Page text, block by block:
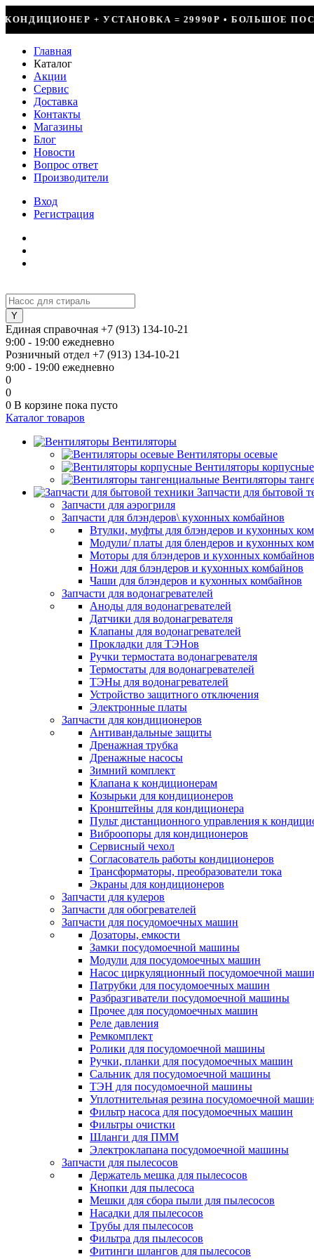
= 29990Р • БОЛЬШОЕ ПОСТУПЛЕНИЕ ФРЕОНА •
Главная
Каталог
Акции
Сервис
Доставка
Контакты
Магазины
Блог
Новости
Вопрос ответ
Производители
Вход
Регистрация
Единая справочная +7 (913) 134-10-21
9:00 - 19:00 ежедневно
Розничный отдел +7 (913) 134-10-21
9:00 - 19:00 ежедневно
0
0
0 В корзине пока пусто
Каталог товаров
Вентиляторы
Вентиляторы осевые
Вентиляторы корпусные
Вентиляторы
Запчасти для бытовой
Запчасти для аэрогриля
Запчасти для блэндеров\ кухонных комбайнов
Втулки, муфты для блэндеров и кухонных
Модули/ платы для блендеров и кухонных
Моторы для блэндеров и кухонных комбайнов
Ножи для блэндеров и кухонных комбайнов
Чаши для блэндеров и кухонных комбайнов
Запчасти для водонагревателей
Аноды для водонагревателей
Датчики для водонагревателя
Клапаны для водонагревателей
Прокладки для ТЭНов
Ручки термостата водонагревателя
Термостаты для водонагревателей
ТЭНы для водонагревателей
Устройство защитного отключения
Электронные платы
Запчасти для кондиционеров
Антивандальные защиты
Дренажная трубка
Дренажные насосы
Зимний комплект
Клапана к кондиционерам
Козырьки для кондиционеров
Кронштейны для кондиционера
Пульт дистанционного управления к
Виброопоры для кондиционеров
Сервисный чехол
Согласователь работы кондиционеров
Трансформаторы, преобразователи тока
Экраны для кондиционеров
Запчасти для кулеров
Запчасти для обогревателей
Запчасти для посудомоечных машин
Дозаторы, емкости
Замки посудомоечной машины
Модули для посудомоечных машин
Насос циркуляционный посудомоечной
Патрубки для посудомоечных машин
Разбразгиватели посудомоечной машины
Прочее для посудомоечных машин
Реле давления
Ремкомплект
Ролики для посудомоечной машины
Ручки, планки для посудомоечных машин
Сальник для посудомоечной машины
ТЭН для посудомоечной машины
Уплотнительная резина посудомоечной
Фильтр насоса для посудомоечных машин
Фильтры очистки
Шланги для ПММ
Электроклапана посудомоечной машины
Запчасти для пылесосов
Держатель мешка для пылесосов
Кнопки для пылесоса
Мешки для сбора пыли для пылесосов
Насадки для пылесосов
Трубы для пылесосов
Фильтра для пылесосов
Фитинги шлангов для пылесосов